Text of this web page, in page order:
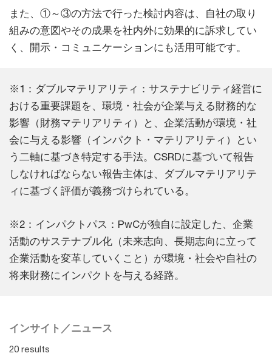
また、①～③の方法で行った検討内容は、自社の取り
組みの意図やその成果を社内外に効果的に訴求してい
く、開示・コミュニケーションにも活用可能です。
※1：ダブルマテリアリティ：サステナビリティ経営に
おける重要課題を、環境・社会が企業与える財務的な
影響（財務マテリアリティ）と、企業活動が環境・社
会に与える影響（インパクト・マテリアリティ）とい
う二軸に基づき特定する手法。CSRDに基づいて報告
しなければならない報告主体は、ダブルマテリアリテ
ィに基づく評価が義務づけられている。
※2：インパクトパス：PwCが独自に設定した、企業
活動のサステナブル化（未来志向、長期志向に立って
企業活動を変革していくこと）が環境・社会や自社の
将来財務にインパクトを与える経路。
インサイト／ニュース
20 results